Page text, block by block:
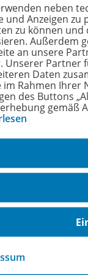
Gruppe
neben
und Anzeigen zu
zu können und
Außerdem
an unsere
Unserer Partner
Daten
im Rahmen Ihrer
des Buttons
gemäß